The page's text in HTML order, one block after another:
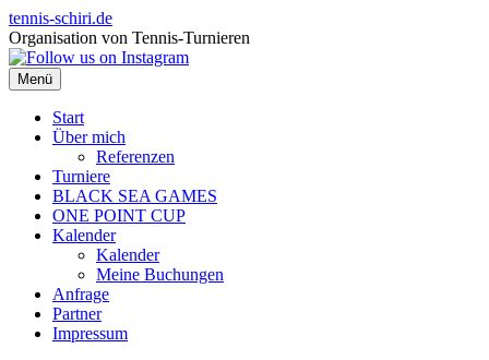
Zum
Inhalt
springen
tennis-schiri.de
Organisation von Tennis-Turnieren
Menü
Start
Über mich
Referenzen
Turniere
BLACK SEA GAMES
ONE POINT CUP
Kalender
Kalender
Meine Buchungen
Anfrage
Partner
Impressum